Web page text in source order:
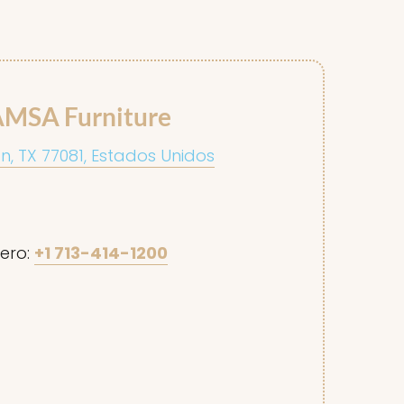
Furniture
TX 77081, Estados Unidos
+1 713-414-1200